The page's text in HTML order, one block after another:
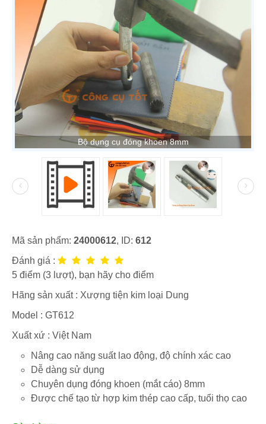
Bộ dụng cụ đóng khoen 8mm
Mã sản phẩm: 24000612, ID: 612
Đánh giá :
5 điểm (3 lượt), bạn hãy cho điểm
Hãng sản xuất : Xượng tiện kim loại Dung
Model : GT612
Xuất xứ : Việt Nam
Nâng cao năng suất lao động, độ chính xác cao
Dễ dàng sử dụng
Chuyên dụng đóng khoen (mắt cáo) 8mm
Được chế tạo từ hợp kim thép cao cấp, tuổi thọ cao